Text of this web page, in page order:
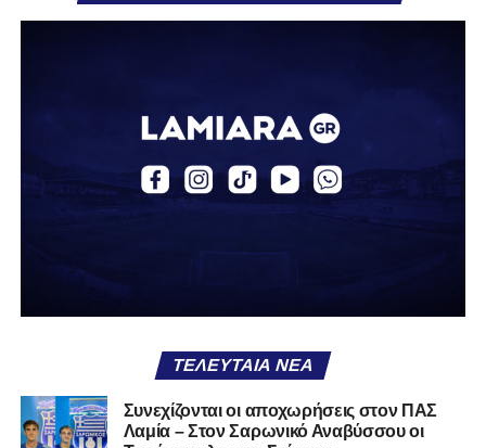
ΤΕΛΕΥΤΑΊΑ ΝΈΑ
Συνεχίζονται οι αποχωρήσεις στον ΠΑΣ
Λαμία – Στον Σαρωνικό Αναβύσσου οι